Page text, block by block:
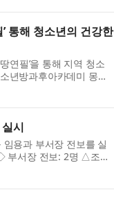
통해 청소년의 건강한
연필’을 통해 지역 청소
년방과후아카데미 몽땅
공하고 학습지원·전
시
용과 부서장 전보를 실
부서장 전보: 2명 △조충
한국지방재정공제회